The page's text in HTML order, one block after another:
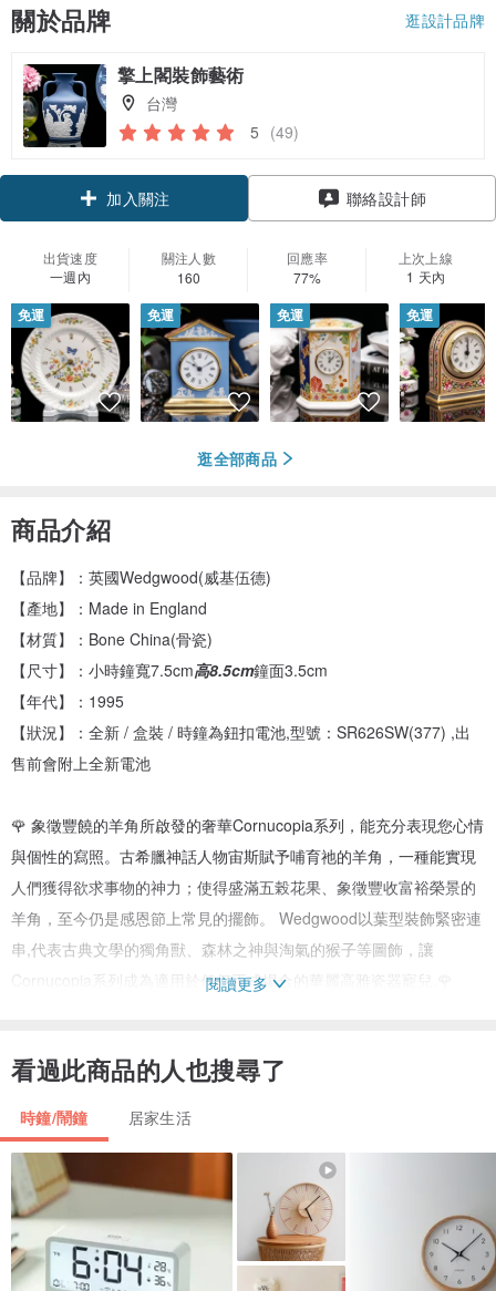
關於品牌 逛設計品牌
擎上閣裝飾藝術
台灣
5 (49)
加入關注
聯絡設計師
出貨速度
一週內
關注人數
160
回應率
77%
上次上線
1 天內
免運 免運 免運 免運
逛全部商品
商品介紹
【品牌】：英國Wedgwood(威基伍德)
【產地】：Made in England
【材質】：Bone China(骨瓷)
【尺寸】：小時鐘寬7.5cm高8.5cm鐘面3.5cm
【年代】：1995
【狀況】：全新 / 盒裝 / 時鐘為鈕扣電池,型號：SR626SW(377) ,出
售前會附上全新電池
🌹 象徵豐饒的羊角所啟發的奢華Cornucopia系列，能充分表現您心情
與個性的寫照。古希臘神話人物宙斯賦予哺育祂的羊角，一種能實現
人們獲得欲求事物的神力；使得盛滿五榖花果、象徵豐收富裕榮景的
羊角，至今仍是感恩節上常見的擺飾。 Wedgwood以葉型裝飾緊密連
串,代表古典文學的獨角獸、森林之神與淘氣的猴子等圖飾，讓
Cornucopia系列成為適用於任何正式場合的華麗高雅瓷器寵兒.🌹
Wedgwood』，一七五九年在特倫特河畔的斯托克設主窯廠。創業之
後不久研發出硬質陶瓷，在當時被國王喬治四世『George IV』的王
妃命名為『皇后瓷』。另外他還發表了當時陶工們所製作的黑陶器，
取名為『埃及之黑』。一七七四年，他以新發明的浮雕玉石奠定了威
基伍德的名聲。往後數年，新式的陶瓷器經由他的研究陸續問世。
閱讀更多
看過此商品的人也搜尋了
時鐘/鬧鐘 居家生活